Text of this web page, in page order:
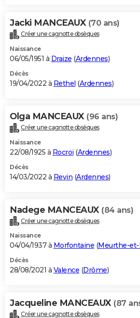
Jacki MANCEAUX (70 ans)
Créer une cagnotte obsèques
Naissance
06/05/1951 à Draize (Ardennes)
Décès
19/04/2022 à Rethel (Ardennes)
Olga MANCEAUX (96 ans)
Créer une cagnotte obsèques
Naissance
22/08/1925 à Rocroi (Ardennes)
Décès
14/03/2022 à Revin (Ardennes)
Nadege MANCEAUX (84 ans)
Créer une cagnotte obsèques
Naissance
04/04/1937 à Morfontaine (Meurthe-et-
Décès
28/08/2021 à Valence (Drôme)
Jacqueline MANCEAUX (87
Créer une cagnotte obsèques